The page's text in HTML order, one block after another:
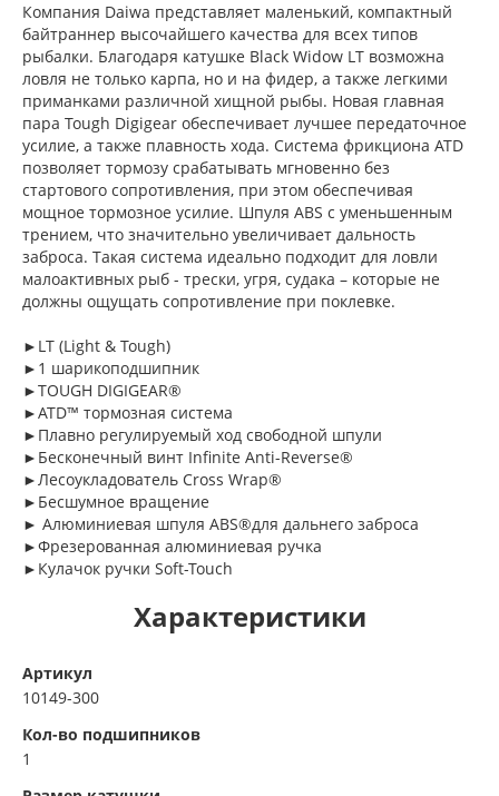
Компания Daiwa представляет маленький, компактный
байтраннер высочайшего качества для всех типов
рыбалки. Благодаря катушке Black Widow LT возможна
ловля не только карпа, но и на фидер, а также легкими
приманками различной хищной рыбы. Новая главная
пара Tough Digigear обеспечивает лучшее передаточное
усилие, а также плавность хода. Система фрикциона ATD
позволяет тормозу срабатывать мгновенно без
стартового сопротивления, при этом обеспечивая
мощное тормозное усилие. Шпуля ABS с уменьшенным
трением, что значительно увеличивает дальность
заброса. Такая система идеально подходит для ловли
малоактивных рыб - трески, угря, судака – которые не
должны ощущать сопротивление при поклевке.
►LT (Light & Tough)
►1 шарикоподшипник
►TOUGH DIGIGEAR®
►ATD™ тормозная система
►Плавно регулируемый ход свободной шпули
►Бесконечный винт Infinite Anti-Reverse®
►Лесоукладователь Cross Wrap®
►Бесшумное вращение
► Алюминиевая шпуля ABS®для дальнего заброса
►Фрезерованная алюминиевая ручка
►Кулачок ручки Soft-Touch
Характеристики
Артикул
10149-300
Кол-во подшипников
1